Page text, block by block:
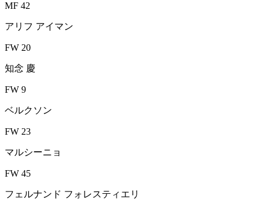
MF 42
アリフ アイマン
FW 20
知念 慶
FW 9
ベルクソン
FW 23
マルシーニョ
FW 45
フェルナンド フォレスティエリ